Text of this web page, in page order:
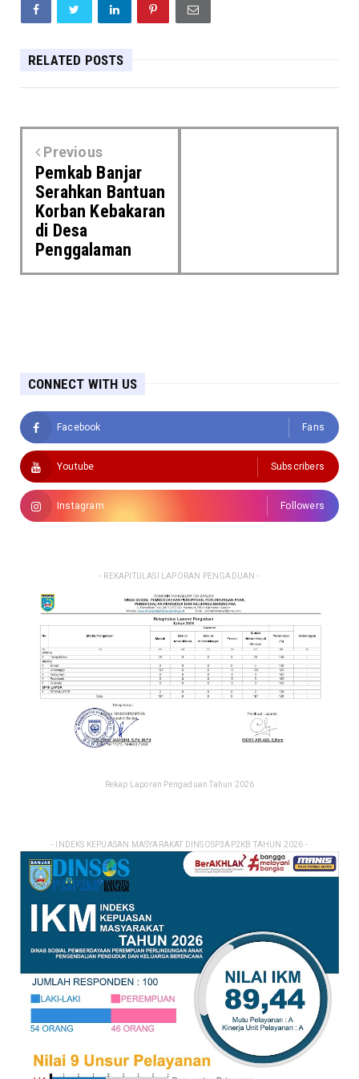
RELATED POSTS
Previous
Pemkab Banjar
Serahkan Bantuan
Korban Kebakaran
di Desa
Penggalaman
CONNECT WITH US
Facebook Fans
Youtube Subscribers
Instagram Followers
- REKAPITULASI LAPORAN PENGADUAN -
Rekap Laporan Pengaduan Tahun 2026
- INDEKS KEPUASAN MASYARAKAT DINSOSP3AP2KB TAHUN 2026 -